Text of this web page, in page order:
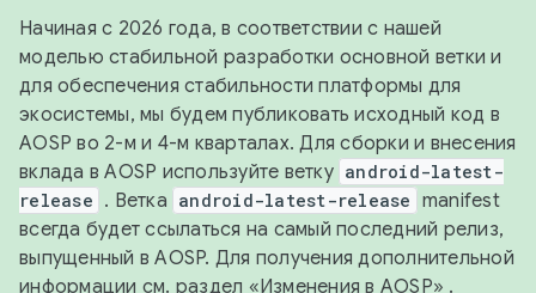
Начиная с 2026 года, в соответствии с нашей
моделью стабильной разработки основной ветки и
для обеспечения стабильности платформы для
экосистемы, мы будем публиковать исходный код в
AOSP во 2-м и 4-м кварталах. Для сборки и внесения
вклада в AOSP используйте ветку android-latest-
release . Ветка android-latest-release manifest
всегда будет ссылаться на самый последний релиз,
выпущенный в AOSP. Для получения дополнительной
информации см. раздел «Изменения в AOSP» .